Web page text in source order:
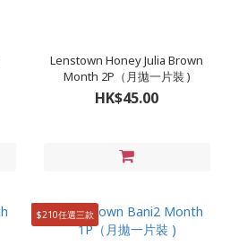
Lenstown Honey Julia Brown
Month 2P（月拋一片裝 )
HK$45.00
$210任選三款